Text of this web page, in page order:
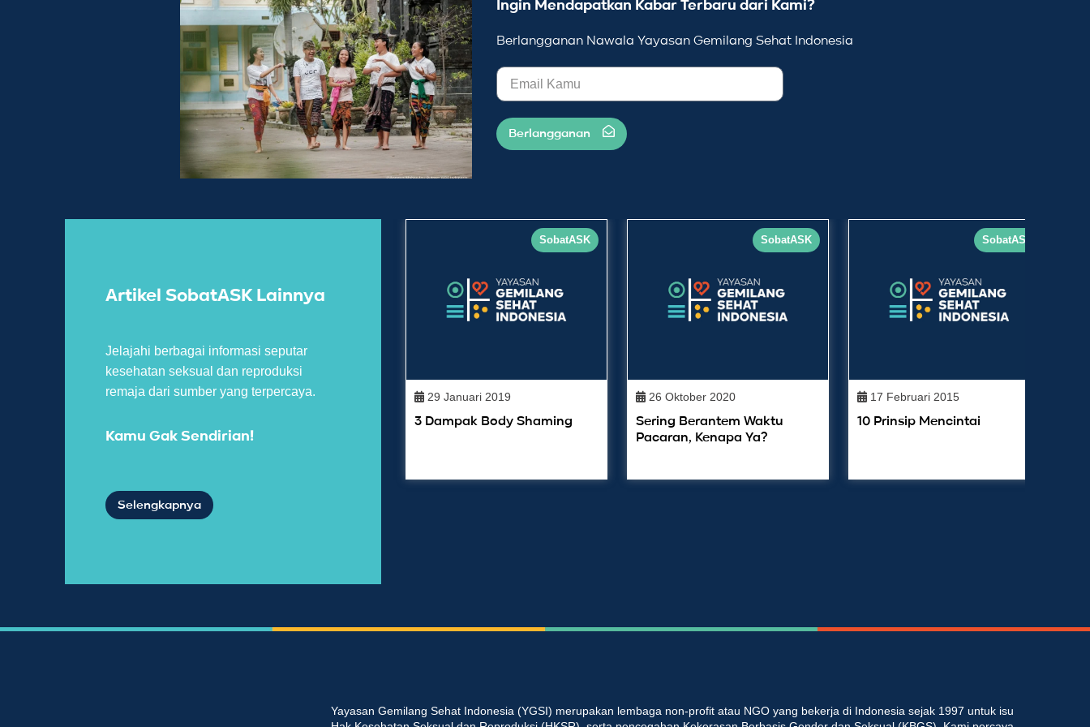
Ingin Mendapatkan Kabar Terbaru dari Kami?
Berlangganan Nawala Yayasan Gemilang Sehat Indonesia
Berlangganan
Artikel SobatASK Lainnya
Jelajahi berbagai informasi seputar
kesehatan seksual dan reproduksi
remaja dari sumber yang terpercaya.
Kamu Gak Sendirian!
Selengkapnya
SobatASK
29 Januari 2019
3 Dampak Body Shaming
SobatASK
26 Oktober 2020
Sering Berantem Waktu
Pacaran, Kenapa Ya?
SobatASK
17 Februari 2015
10 Prinsip Mencintai
Yayasan Gemilang Sehat Indonesia (YGSI) merupakan lembaga non-profit atau NGO yang bekerja di Indonesia sejak 1997 untuk isu